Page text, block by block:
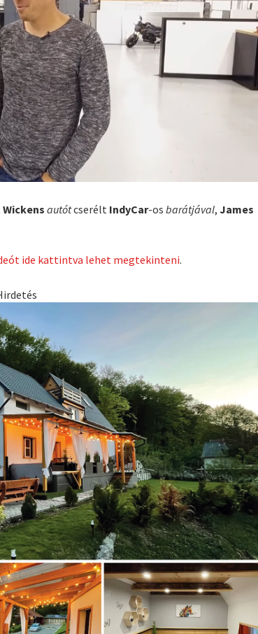
autótcserélt IndyCar-osbarátjával,James
ide kattintva lehet megtekinteni.